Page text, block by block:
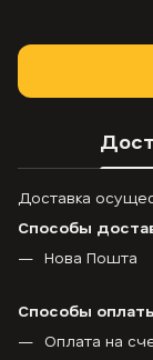
Доставка
Способы
Нова Пошта
Способы
Оплата на